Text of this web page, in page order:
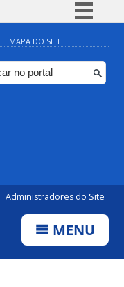
Simplifique!
Comunica BR
Participe
MAPA DO SITE
Administradores do Site
MENU